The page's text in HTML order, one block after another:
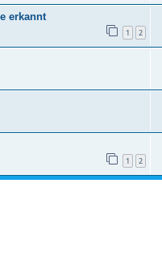
erkannt
1 2
1 2